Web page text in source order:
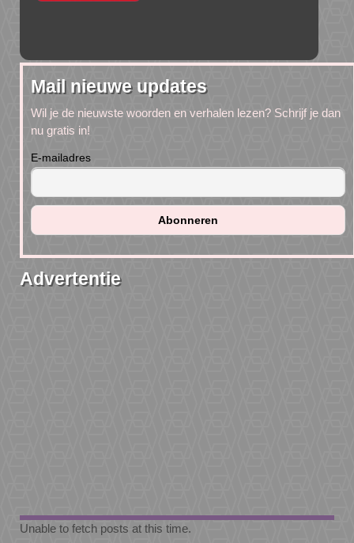
Mail nieuwe updates
Wil je de nieuwste woorden en verhalen lezen? Schrijf je dan
nu gratis in!
E-mailadres
Advertentie
Unable to fetch posts at this time.